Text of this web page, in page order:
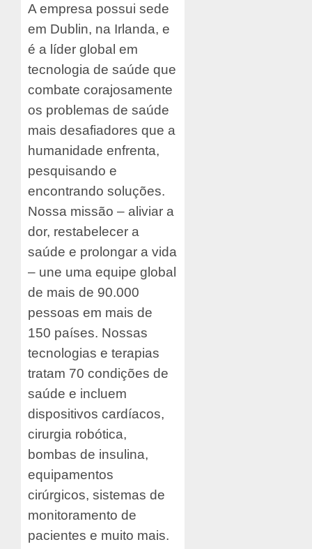
A empresa possui sede
em Dublin, na Irlanda, e
é a líder global em
tecnologia de saúde que
combate corajosamente
os problemas de saúde
mais desafiadores que a
humanidade enfrenta,
pesquisando e
encontrando soluções.
Nossa missão – aliviar a
dor, restabelecer a
saúde e prolongar a vida
– une uma equipe global
de mais de 90.000
pessoas em mais de
150 países. Nossas
tecnologias e terapias
tratam 70 condições de
saúde e incluem
dispositivos cardíacos,
cirurgia robótica,
bombas de insulina,
equipamentos
cirúrgicos, sistemas de
monitoramento de
pacientes e muito mais.